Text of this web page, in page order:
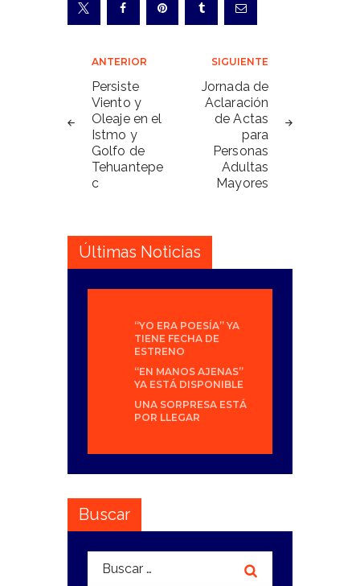
Navegación
de
entradas
ANTERIOR
Persiste
Viento y
Oleaje en el
Istmo y
Golfo de
Tehuantepe
c
SIGUIENTE
Jornada de
Aclaración
de Actas
para
Personas
Adultas
Mayores
Últimas Noticias
“YO ERA POESÍA” YA
TIENE FECHA DE
ESTRENO
“EN MANOS AJENAS”
YA ESTÁ DISPONIBLE
UNA SORPRESA ESTÁ
POR LLEGAR
Buscar
Buscar: